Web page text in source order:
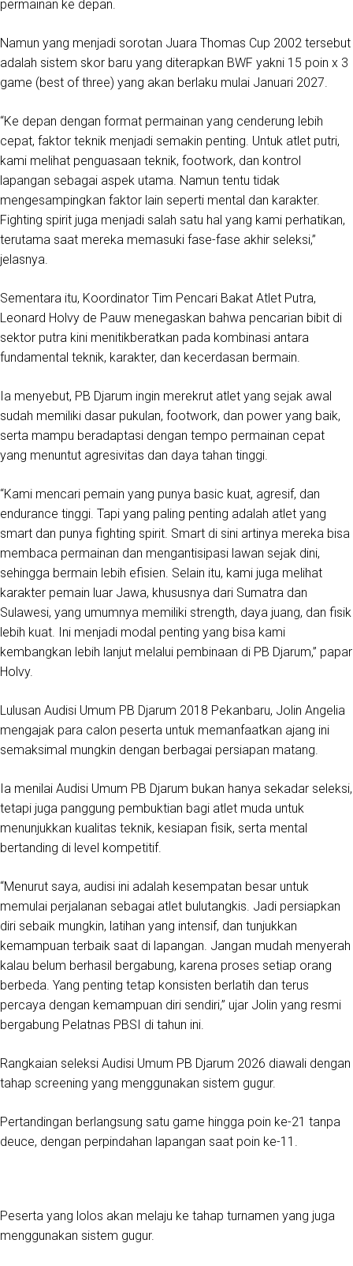
permainan ke depan.
Namun yang menjadi sorotan Juara Thomas Cup 2002 tersebut
adalah sistem skor baru yang diterapkan BWF yakni 15 poin x 3
game (best of three) yang akan berlaku mulai Januari 2027.
“Ke depan dengan format permainan yang cenderung lebih
cepat, faktor teknik menjadi semakin penting. Untuk atlet putri,
kami melihat penguasaan teknik, footwork, dan kontrol
lapangan sebagai aspek utama. Namun tentu tidak
mengesampingkan faktor lain seperti mental dan karakter.
Fighting spirit juga menjadi salah satu hal yang kami perhatikan,
terutama saat mereka memasuki fase-fase akhir seleksi,”
jelasnya.
Sementara itu, Koordinator Tim Pencari Bakat Atlet Putra,
Leonard Holvy de Pauw menegaskan bahwa pencarian bibit di
sektor putra kini menitikberatkan pada kombinasi antara
fundamental teknik, karakter, dan kecerdasan bermain.
Ia menyebut, PB Djarum ingin merekrut atlet yang sejak awal
sudah memiliki dasar pukulan, footwork, dan power yang baik,
serta mampu beradaptasi dengan tempo permainan cepat
yang menuntut agresivitas dan daya tahan tinggi.
“Kami mencari pemain yang punya basic kuat, agresif, dan
endurance tinggi. Tapi yang paling penting adalah atlet yang
smart dan punya fighting spirit. Smart di sini artinya mereka bisa
membaca permainan dan mengantisipasi lawan sejak dini,
sehingga bermain lebih efisien. Selain itu, kami juga melihat
karakter pemain luar Jawa, khususnya dari Sumatra dan
Sulawesi, yang umumnya memiliki strength, daya juang, dan fisik
lebih kuat. Ini menjadi modal penting yang bisa kami
kembangkan lebih lanjut melalui pembinaan di PB Djarum,” papar
Holvy.
Lulusan Audisi Umum PB Djarum 2018 Pekanbaru, Jolin Angelia
mengajak para calon peserta untuk memanfaatkan ajang ini
semaksimal mungkin dengan berbagai persiapan matang.
Ia menilai Audisi Umum PB Djarum bukan hanya sekadar seleksi,
tetapi juga panggung pembuktian bagi atlet muda untuk
menunjukkan kualitas teknik, kesiapan fisik, serta mental
bertanding di level kompetitif.
“Menurut saya, audisi ini adalah kesempatan besar untuk
memulai perjalanan sebagai atlet bulutangkis. Jadi persiapkan
diri sebaik mungkin, latihan yang intensif, dan tunjukkan
kemampuan terbaik saat di lapangan. Jangan mudah menyerah
kalau belum berhasil bergabung, karena proses setiap orang
berbeda. Yang penting tetap konsisten berlatih dan terus
percaya dengan kemampuan diri sendiri,” ujar Jolin yang resmi
bergabung Pelatnas PBSI di tahun ini.
Rangkaian seleksi Audisi Umum PB Djarum 2026 diawali dengan
tahap screening yang menggunakan sistem gugur.
Pertandingan berlangsung satu game hingga poin ke-21 tanpa
deuce, dengan perpindahan lapangan saat poin ke-11.
Peserta yang lolos akan melaju ke tahap turnamen yang juga
menggunakan sistem gugur.